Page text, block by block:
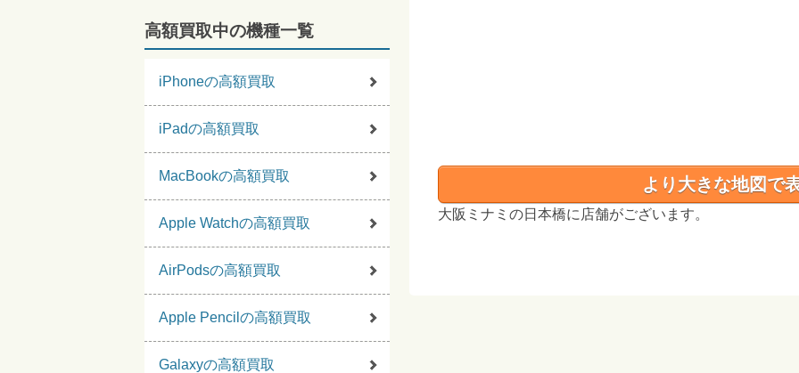
より大きな地図で
大阪ミナミの日本橋に店舗がございます。
高額買取中の機種一覧
iPhoneの高額買取
iPadの高額買取
MacBookの高額買取
Apple Watchの高額買取
AirPodsの高額買取
Apple Pencilの高額買取
Galaxyの高額買取